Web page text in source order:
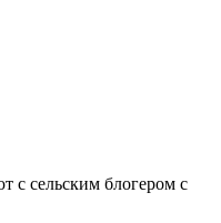
с сельским блогером с